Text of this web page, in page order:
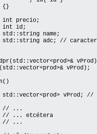
{}
int precio;
int id;
std::string name;
std::string adc; //
vProd);
std::vector<prod> vProd;
// ...
// ... etcétera
// ...